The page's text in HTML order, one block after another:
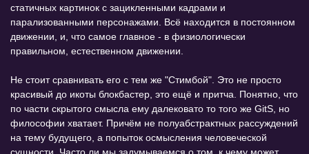
статичных картинок с зацикленными кадрами и
парализованными персонажами. Всё находится в постоянном
движении, и, что самое главное - в физиологически
правильном, естественном движении.
Не стоит сравнивать его с тем же "Стимбой". Это не просто
красивый до икоты блокбастер, это ещё и притча. Понятно, что
по части скрытого смысла ему далековато то того же GitS, но
философии хватает. Причём не полуабстрактных рассуждений
на тему будущего, а попыток осмысления человеческой